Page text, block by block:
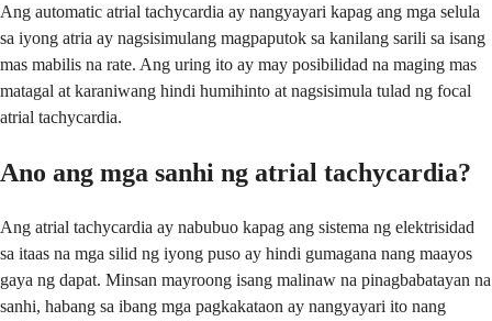
Ang automatic atrial tachycardia ay nangyayari kapag ang mga selula
sa iyong atria ay nagsisimulang magpaputok sa kanilang sarili sa isang
mas mabilis na rate. Ang uring ito ay may posibilidad na maging mas
matagal at karaniwang hindi humihinto at nagsisimula tulad ng focal
atrial tachycardia.
Ano ang mga sanhi ng atrial tachycardia?
Ang atrial tachycardia ay nabubuo kapag ang sistema ng elektrisidad
sa itaas na mga silid ng iyong puso ay hindi gumagana nang maayos
gaya ng dapat. Minsan mayroong isang malinaw na pinagbabatayan na
sanhi, habang sa ibang mga pagkakataon ay nangyayari ito nang